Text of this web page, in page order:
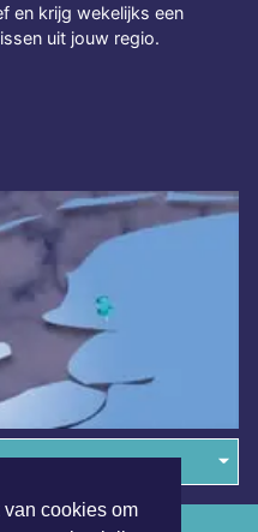
cookies om
en krijg wekelijks een
uit jouw regio.